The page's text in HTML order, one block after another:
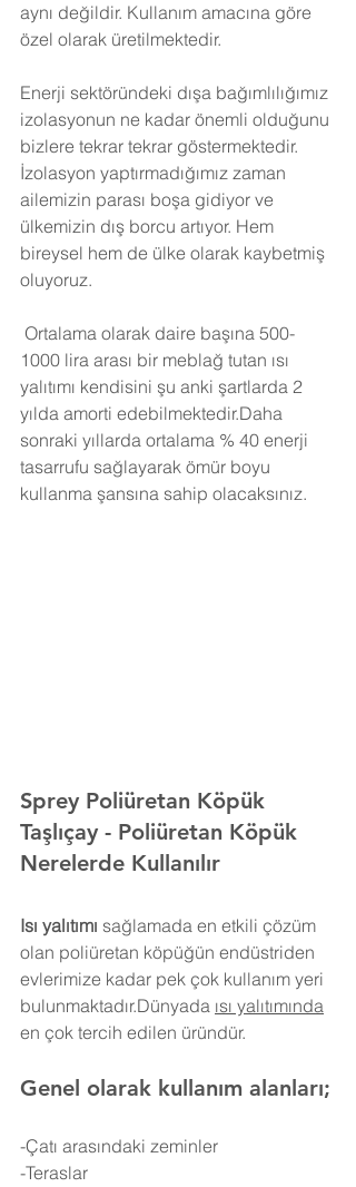
aynı değildir. Kullanım amacına göre
özel olarak üretilmektedir.
Enerji sektöründeki dışa bağımlılığımız
izolasyonun ne kadar önemli olduğunu
bizlere tekrar tekrar göstermektedir.
İzolasyon yaptırmadığımız zaman
ailemizin parası boşa gidiyor ve
ülkemizin dış borcu artıyor. Hem
bireysel hem de ülke olarak kaybetmiş
oluyoruz.
Ortalama olarak daire başına 500-
1000 lira arası bir meblağ tutan ısı
yalıtımı kendisini şu anki şartlarda 2
yılda amorti edebilmektedir.Daha
sonraki yıllarda ortalama % 40 enerji
tasarrufu sağlayarak ömür boyu
kullanma şansına sahip olacaksınız.
Sprey Poliüretan Köpük
Taşlıçay - Poliüretan Köpük
Nerelerde Kullanılır
Isı yalıtımı sağlamada en etkili çözüm
olan poliüretan köpüğün endüstriden
evlerimize kadar pek çok kullanım yeri
bulunmaktadır.Dünyada ısı yalıtımında
en çok tercih edilen üründür.
Genel olarak kullanım alanları;
-Çatı arasındaki zeminler
-Teraslar